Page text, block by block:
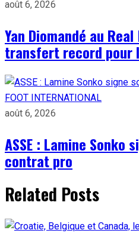
août 6, 2026
Yan Diomandé au
transfert record pour
FOOT INTERNATIONAL
août 6, 2026
ASSE : Lamine Sonko
contrat pro
Related Posts